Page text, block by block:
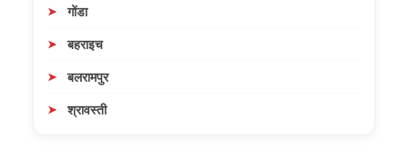
गोंडा
बहराइच
बलरामपुर
श्रावस्ती